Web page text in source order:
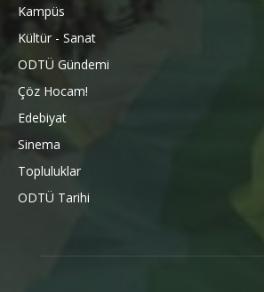
Kampüs
Kültür - Sanat
ODTÜ Gündemi
Çöz Hocam!
Edebiyat
Sinema
Topluluklar
ODTÜ Tarihi